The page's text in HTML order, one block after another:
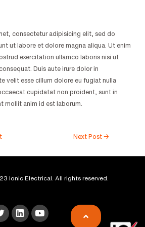
consectetur adipisicing elit, sed do
ut labore et dolore magna aliqua. Ut enim
exercitation ullamco laboris nisi ut
Duis aute irure dolor in
velit esse cillum dolore eu fugiat nulla
cupidatat non proident, sunt in
mollit anim id est laborum.
Next Post→
Ionic Electrical. All rights reserved.
T
w
L
i
Y
o